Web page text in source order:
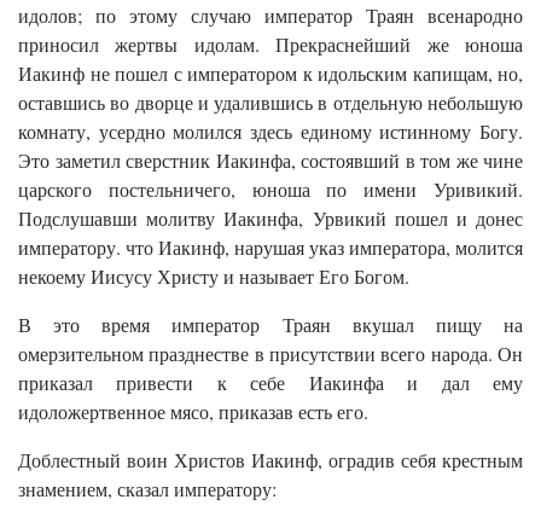
идолов; по этому случаю император Траян всенародно
приносил жертвы идолам. Прекраснейший же юноша
Иакинф не пошел с императором к идольским капищам, но,
оставшись во дворце и удалившись в отдельную небольшую
комнату, усердно молился здесь единому истинному Богу.
Это заметил сверстник Иакинфа, состоявший в том же чине
царского постельничего, юноша по имени Уривикий.
Подслушавши молитву Иакинфа, Урвикий пошел и донес
императору. что Иакинф, нарушая указ императора, молится
некоему Иисусу Христу и называет Его Богом.
В это время император Траян вкушал пищу на
омерзительном празднестве в присутствии всего народа. Он
приказал привести к себе Иакинфа и дал ему
идоложертвенное мясо, приказав есть его.
Доблестный воин Христов Иакинф, оградив себя крестным
знамением, сказал императору: